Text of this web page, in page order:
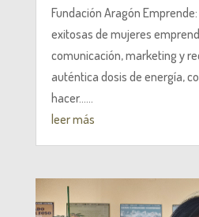
Fundación Aragón
exitosas de mujeres
comunicación, marketing y
auténtica dosis de energía,
hacer......
leer más